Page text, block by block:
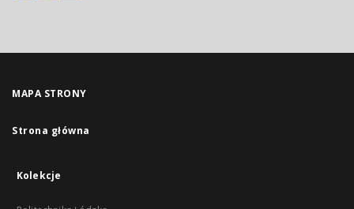
MAPA STRONY
Strona główna
Kolekcje